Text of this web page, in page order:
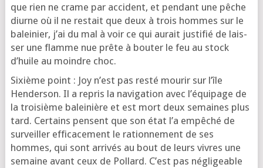
que rien ne crame par acci­dent, et pen­dant une pêche
diurne où il ne res­tait que deux à trois hommes sur le
balei­nier, j’ai du mal à voir ce qui aurait jus­ti­fié de lais­
ser une flamme nue prête à bou­ter le feu au stock
d’huile au moindre choc.
Sixième point : Joy n’est pas res­té mou­rir sur l’île
Henderson. Il a repris la navi­ga­tion avec l’é­qui­page de
la troi­sième balei­nière et est mort deux semaines plus
tard. Certains pensent que son état l’a empê­ché de
sur­veiller effi­ca­ce­ment le ration­ne­ment de ses
hommes, qui sont arri­vés au bout de leurs vivres une
semaine avant ceux de Pollard. C’est pas négli­geable